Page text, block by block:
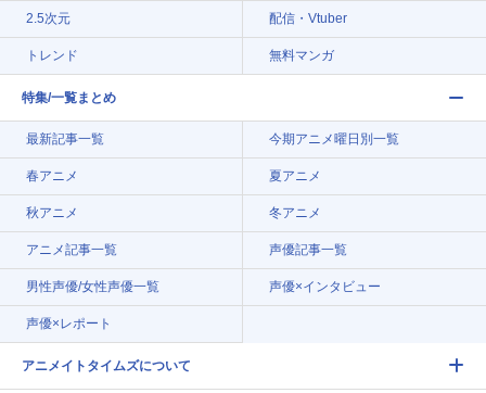
2.5次元 配信・Vtuber
トレンド 無料マンガ
特集/一覧まとめ
最新記事一覧 今期アニメ曜日別一覧
春アニメ 夏アニメ
秋アニメ 冬アニメ
アニメ記事一覧 声優記事一覧
男性声優/女性声優一覧 声優×インタビュー
声優×レポート
アニメイトタイムズについて